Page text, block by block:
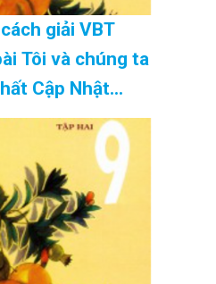
giải VBT
Tôi và chúng ta
Cập Nhật